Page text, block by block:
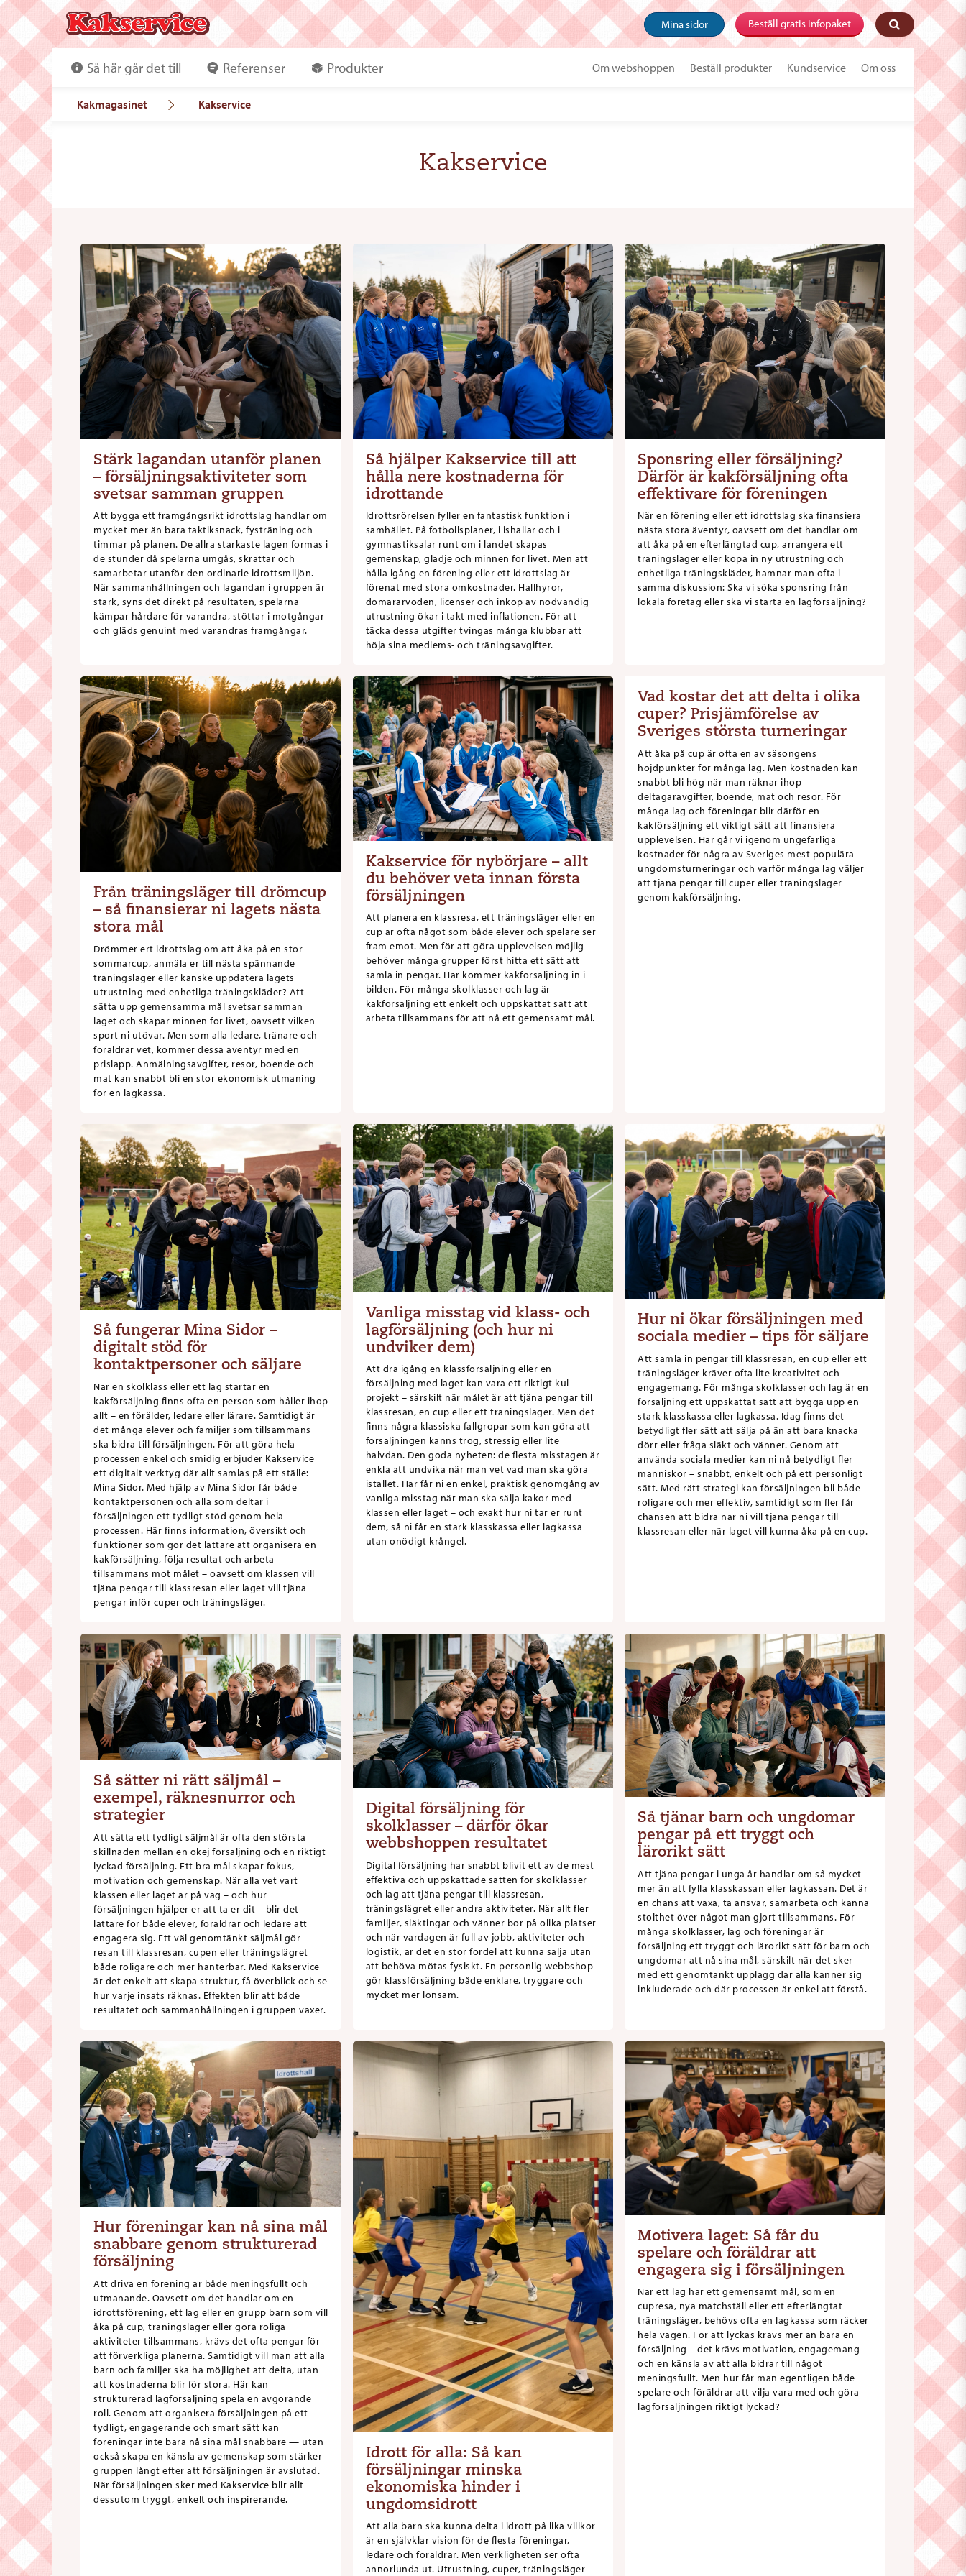
Mina sidor Beställ gratis infopaket
Så här går det till Referenser Produkter Om webshoppen Beställ produkter Kundservice Om oss
Kakmagasinet Kakservice
Kakservice
Stärk lagandan utanför planen
– försäljningsaktiviteter som
svetsar samman gruppen
Att bygga ett framgångsrikt idrottslag handlar om
mycket mer än bara taktiksnack, fysträning och
timmar på planen. De allra starkaste lagen formas i
de stunder då spelarna umgås, skrattar och
samarbetar utanför den ordinarie idrottsmiljön.
När sammanhållningen och lagandan i gruppen är
stark, syns det direkt på resultaten, spelarna
kämpar hårdare för varandra, stöttar i motgångar
och gläds genuint med varandras framgångar.
Så hjälper Kakservice till att
hålla nere kostnaderna för
idrottande
Idrottsrörelsen fyller en fantastisk funktion i
samhället. På fotbollsplaner, i ishallar och i
gymnastiksalar runt om i landet skapas
gemenskap, glädje och minnen för livet. Men att
hålla igång en förening eller ett idrottslag är
förenat med stora omkostnader. Hallhyror,
domararvoden, licenser och inköp av nödvändig
utrustning ökar i takt med inflationen. För att
täcka dessa utgifter tvingas många klubbar att
höja sina medlems- och träningsavgifter.
Sponsring eller försäljning?
Därför är kakförsäljning ofta
effektivare för föreningen
När en förening eller ett idrottslag ska finansiera
nästa stora äventyr, oavsett om det handlar om
att åka på en efterlängtad cup, arrangera ett
träningsläger eller köpa in ny utrustning och
enhetliga träningskläder, hamnar man ofta i
samma diskussion: Ska vi söka sponsring från
lokala företag eller ska vi starta en lagförsäljning?
Från träningsläger till drömcup
– så finansierar ni lagets nästa
stora mål
Drömmer ert idrottslag om att åka på en stor
sommarcup, anmäla er till nästa spännande
träningsläger eller kanske uppdatera lagets
utrustning med enhetliga träningskläder? Att
sätta upp gemensamma mål svetsar samman
laget och skapar minnen för livet, oavsett vilken
sport ni utövar. Men som alla ledare, tränare och
föräldrar vet, kommer dessa äventyr med en
prislapp. Anmälningsavgifter, resor, boende och
mat kan snabbt bli en stor ekonomisk utmaning
för en lagkassa.
Kakservice för nybörjare – allt
du behöver veta innan första
försäljningen
Att planera en klassresa, ett träningsläger eller en
cup är ofta något som både elever och spelare ser
fram emot. Men för att göra upplevelsen möjlig
behöver många grupper först hitta ett sätt att
samla in pengar. Här kommer kakförsäljning in i
bilden. För många skolklasser och lag är
kakförsäljning ett enkelt och uppskattat sätt att
arbeta tillsammans för att nå ett gemensamt mål.
Vad kostar det att delta i olika
cuper? Prisjämförelse av
Sveriges största turneringar
Att åka på cup är ofta en av säsongens
höjdpunkter för många lag. Men kostnaden kan
snabbt bli hög när man räknar ihop
deltagaravgifter, boende, mat och resor. För
många lag och föreningar blir därför en
kakförsäljning ett viktigt sätt att finansiera
upplevelsen. Här går vi igenom ungefärliga
kostnader för några av Sveriges mest populära
ungdomsturneringar och varför många lag väljer
att tjäna pengar till cuper eller träningsläger
genom kakförsäljning.
Så fungerar Mina Sidor –
digitalt stöd för
kontaktpersoner och säljare
När en skolklass eller ett lag startar en
kakförsäljning finns ofta en person som håller ihop
allt – en förälder, ledare eller lärare. Samtidigt är
det många elever och familjer som tillsammans
ska bidra till försäljningen. För att göra hela
processen enkel och smidig erbjuder Kakservice
ett digitalt verktyg där allt samlas på ett ställe:
Mina Sidor. Med hjälp av Mina Sidor får både
kontaktpersonen och alla som deltar i
försäljningen ett tydligt stöd genom hela
processen. Här finns information, översikt och
funktioner som gör det lättare att organisera en
kakförsäljning, följa resultat och arbeta
tillsammans mot målet – oavsett om klassen vill
tjäna pengar till klassresan eller laget vill tjäna
pengar inför cuper och träningsläger.
Vanliga misstag vid klass- och
lagförsäljning (och hur ni
undviker dem)
Att dra igång en klassförsäljning eller en
försäljning med laget kan vara ett riktigt kul
projekt – särskilt när målet är att tjäna pengar till
klassresan, en cup eller ett träningsläger. Men det
finns några klassiska fallgropar som kan göra att
försäljningen känns trög, stressig eller lite
halvdan. Den goda nyheten: de flesta misstagen är
enkla att undvika när man vet vad man ska göra
istället. Här får ni en enkel, praktisk genomgång av
vanliga misstag när man ska sälja kakor med
klassen eller laget – och exakt hur ni tar er runt
dem, så ni får en stark klasskassa eller lagkassa
utan onödigt krångel.
Hur ni ökar försäljningen med
sociala medier – tips för säljare
Att samla in pengar till klassresan, en cup eller ett
träningsläger kräver ofta lite kreativitet och
engagemang. För många skolklasser och lag är en
försäljning ett uppskattat sätt att bygga upp en
stark klasskassa eller lagkassa. Idag finns det
betydligt fler sätt att sälja på än att bara knacka
dörr eller fråga släkt och vänner. Genom att
använda sociala medier kan ni nå betydligt fler
människor – snabbt, enkelt och på ett personligt
sätt. Med rätt strategi kan försäljningen bli både
roligare och mer effektiv, samtidigt som fler får
chansen att bidra när ni vill tjäna pengar till
klassresan eller när laget vill kunna åka på en cup.
Så sätter ni rätt säljmål –
exempel, räknesnurror och
strategier
Att sätta ett tydligt säljmål är ofta den största
skillnaden mellan en okej försäljning och en riktigt
lyckad försäljning. Ett bra mål skapar fokus,
motivation och gemenskap. När alla vet vart
klassen eller laget är på väg – och hur
försäljningen hjälper er att ta er dit – blir det
lättare för både elever, föräldrar och ledare att
engagera sig. Ett väl genomtänkt säljmål gör
resan till klassresan, cupen eller träningslägret
både roligare och mer hanterbar. Med Kakservice
är det enkelt att skapa struktur, få överblick och se
hur varje insats räknas. Effekten blir att både
resultatet och sammanhållningen i gruppen växer.
Digital försäljning för
skolklasser – därför ökar
webbshoppen resultatet
Digital försäljning har snabbt blivit ett av de mest
effektiva och uppskattade sätten för skolklasser
och lag att tjäna pengar till klassresan,
träningslägret eller andra aktiviteter. När allt fler
familjer, släktingar och vänner bor på olika platser
och när vardagen är full av jobb, aktiviteter och
logistik, är det en stor fördel att kunna sälja utan
att behöva mötas fysiskt. En personlig webbshop
gör klassförsäljning både enklare, tryggare och
mycket mer lönsam.
Så tjänar barn och ungdomar
pengar på ett tryggt och
lärorikt sätt
Att tjäna pengar i unga år handlar om så mycket
mer än att fylla klasskassan eller lagkassan. Det är
en chans att växa, ta ansvar, samarbeta och känna
stolthet över något man gjort tillsammans. För
många skolklasser, lag och föreningar är
försäljning ett tryggt och lärorikt sätt för barn och
ungdomar att nå sina mål, särskilt när det sker
med ett genomtänkt upplägg där alla känner sig
inkluderade och där processen är enkel att förstå.
Hur föreningar kan nå sina mål
snabbare genom strukturerad
försäljning
Att driva en förening är både meningsfullt och
utmanande. Oavsett om det handlar om en
idrottsförening, ett lag eller en grupp barn som vill
åka på cup, träningsläger eller göra roliga
aktiviteter tillsammans, krävs det ofta pengar för
att förverkliga planerna. Samtidigt vill man att alla
barn och familjer ska ha möjlighet att delta, utan
att kostnaderna blir för stora. Här kan
strukturerad lagförsäljning spela en avgörande
roll. Genom att organisera försäljningen på ett
tydligt, engagerande och smart sätt kan
föreningar inte bara nå sina mål snabbare — utan
också skapa en känsla av gemenskap som stärker
gruppen långt efter att försäljningen är avslutad.
När försäljningen sker med Kakservice blir allt
dessutom tryggt, enkelt och inspirerande.
Idrott för alla: Så kan
försäljningar minska
ekonomiska hinder i
ungdomsidrott
Att alla barn ska kunna delta i idrott på lika villkor
är en självklar vision för de flesta föreningar,
ledare och föräldrar. Men verkligheten ser ofta
annorlunda ut. Utrustning, cuper, träningsläger
Motivera laget: Så får du
spelare och föräldrar att
engagera sig i försäljningen
När ett lag har ett gemensamt mål, som en
cupresa, nya matchställ eller ett efterlängtat
träningsläger, behövs ofta en lagkassa som räcker
hela vägen. För att lyckas krävs mer än bara en
försäljning – det krävs motivation, engagemang
och en känsla av att alla bidrar till något
meningsfullt. Men hur får man egentligen både
spelare och föräldrar att vilja vara med och göra
lagförsäljningen riktigt lyckad?